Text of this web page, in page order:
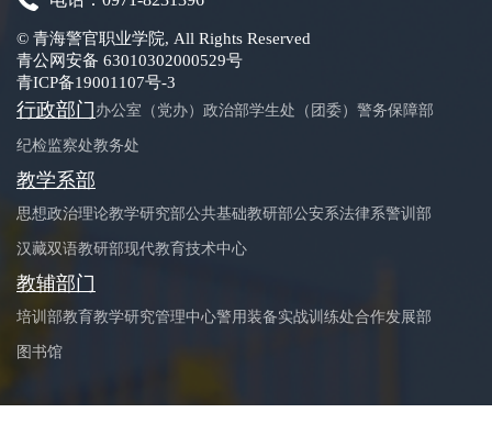
© 青海警官职业学院, All Rights Reserved
青公网安备 63010302000529号
青ICP备19001107号-3
行政部门 办公室（党办） 政治部学生处（团委） 警务保障部
纪检监察处教务处
教学系部
思想政治理论教学研究部公共基础教研部公安系法律系警训部
汉藏双语教研部现代教育技术中心
教辅部门
培训部教育教学研究管理中心警用装备实战训练处合作发展部
图书馆